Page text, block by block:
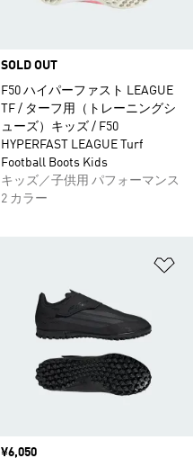
SOLD OUT
F50 ハイパーファスト LEAGUE
TF / ターフ用（トレーニングシ
ューズ）キッズ / F50
HYPERFAST LEAGUE Turf
Football Boots Kids
キッズ／子供用 パフォーマンス
2 カラー
価格
¥6,050